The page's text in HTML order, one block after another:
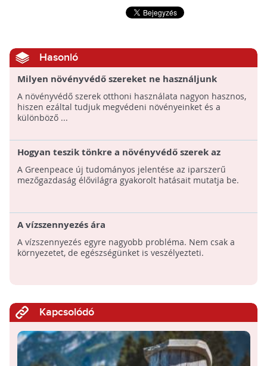
Hasonló
Milyen növényvédő szereket ne használjunk
otthon?
A növényvédő szerek otthoni használata nagyon hasznos,
hiszen ezáltal tudjuk megvédeni növényeinket és a
különböző ...
Hogyan teszik tönkre a növényvédő szerek az
élővilágot?
A Greenpeace új tudományos jelentése az iparszerű
mezőgazdaság élővilágra gyakorolt hatásait mutatja be.
A vízszennyezés ára
A vízszennyezés egyre nagyobb probléma. Nem csak a
környezetet, de egészségünket is veszélyezteti.
Kapcsolódó